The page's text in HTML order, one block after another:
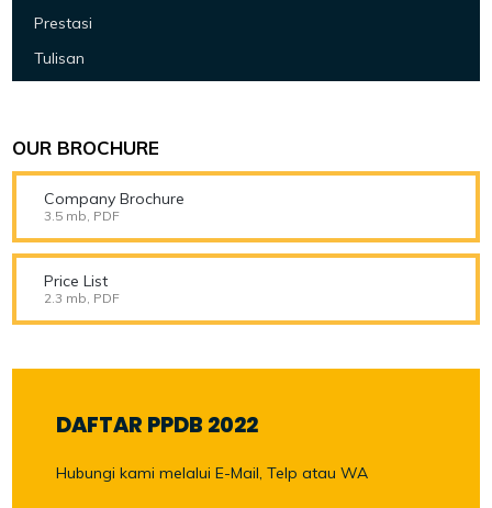
Prestasi
Tulisan
OUR BROCHURE
Company Brochure
3.5 mb, PDF
Price List
2.3 mb, PDF
DAFTAR PPDB 2022
Hubungi kami melalui E-Mail, Telp atau WA